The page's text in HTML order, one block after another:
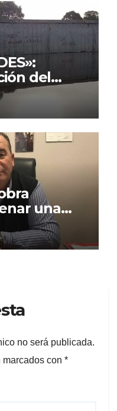
del
Lara
parálisis
una
a los
no será publicada.
marcados con *